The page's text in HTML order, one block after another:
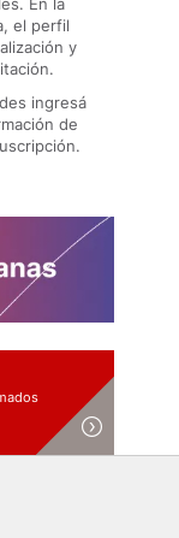
el perfil
y
ingresá
de